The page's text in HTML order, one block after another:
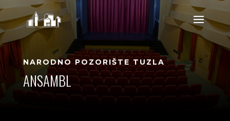
NARODNO POZORIŠTE TUZLA
ANSAMBL